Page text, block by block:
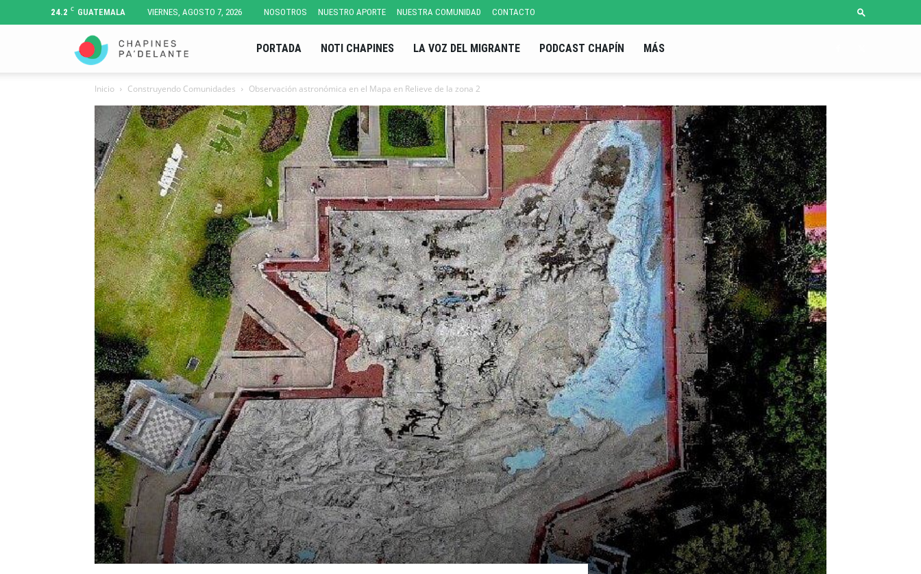
24.2 C GUATEMALA VIERNES, AGOSTO 7, 2026 NOSOTROS NUESTRO APORTE NUESTRA COMUNIDAD CONTACTO
Pa'
Delante
PORTADA NOTI CHAPINES LA VOZ DEL MIGRANTE PODCAST CHAPÍN MÁS
Inicio Construyendo Comunidades Observación astronómica en el Mapa en Relieve de la zona 2